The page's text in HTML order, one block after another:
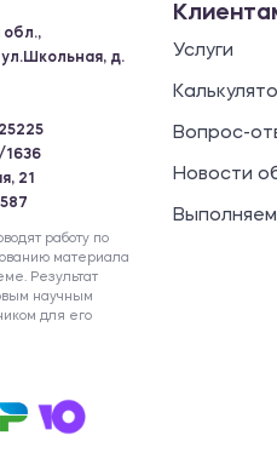
обл.,
д.
21
работу по
материала
Результат
научным
для его
Услуги
Вопрос-
Новости